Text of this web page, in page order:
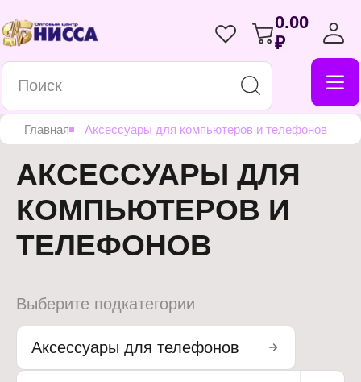
0.00
₽
Главная Аксессуары для компьютеров и телефонов
АКСЕССУАРЫ ДЛЯ
КОМПЬЮТЕРОВ И
ТЕЛЕФОНОВ
Выберите подкатегории
Аксессуары для телефонов